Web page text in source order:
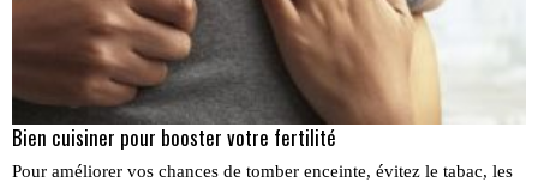
Bien cuisiner pour booster votre fertilité
Pour améliorer vos chances de tomber enceinte, évitez le tabac, les